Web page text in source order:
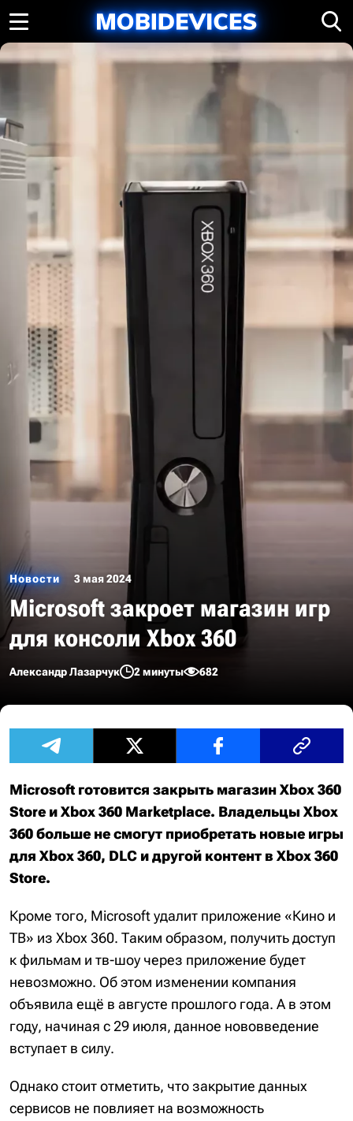
Новости 3 мая 2024
Microsoft закроет магазин игр
для консоли Xbox 360
Александр Лазарчук 2 минуты 682
Microsoft готовится закрыть магазин Xbox 360
Store и Xbox 360 Marketplace. Владельцы Xbox
360 больше не смогут приобретать новые игры
для Xbox 360, DLC и другой контент в Xbox 360
Store.
Кроме того, Microsoft удалит приложение «Кино и
ТВ» из Xbox 360. Таким образом, получить доступ
к фильмам и тв-шоу через приложение будет
невозможно. Об этом изменении компания
объявила ещё в августе прошлого года. А в этом
году, начиная с 29 июля, данное нововведение
вступает в силу.
Однако стоит отметить, что закрытие данных
сервисов не повлияет на возможность